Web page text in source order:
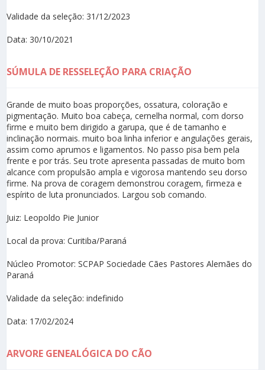
Validade da seleção: 31/12/2023
Data: 30/10/2021
SÚMULA DE RESSELEÇÃO PARA CRIAÇÃO
Grande de muito boas proporções, ossatura, coloração e
pigmentação. Muito boa cabeça, cernelha normal, com dorso
firme e muito bem dirigido a garupa, que é de tamanho e
inclinação normais. muito boa linha inferior e angulações gerais,
assim como aprumos e ligamentos. No passo pisa bem pela
frente e por trás. Seu trote apresenta passadas de muito bom
alcance com propulsão ampla e vigorosa mantendo seu dorso
firme. Na prova de coragem demonstrou coragem, firmeza e
espírito de luta pronunciados. Largou sob comando.
Juiz: Leopoldo Pie Junior
Local da prova: Curitiba/Paraná
Núcleo Promotor: SCPAP Sociedade Cães Pastores Alemães do
Paraná
Validade da seleção: indefinido
Data: 17/02/2024
ARVORE GENEALÓGICA DO CÃO